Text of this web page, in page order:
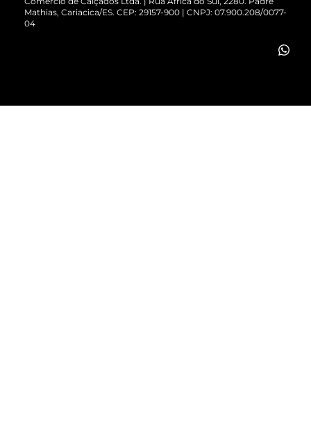
Vendas Corporativas
Mathias, Cariacica/ES. CEP: 29157-900 | CNPJ: 07.900.208/0077-
04